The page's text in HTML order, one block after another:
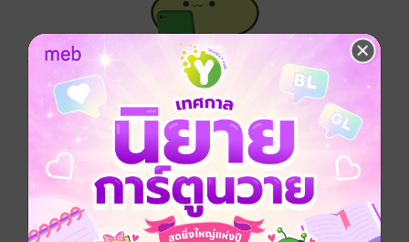
กรุณาเข้าสู่ระบบก่อนดำเนินรายการด้วยค่ะ
ล็อกอินเข้าระบบ